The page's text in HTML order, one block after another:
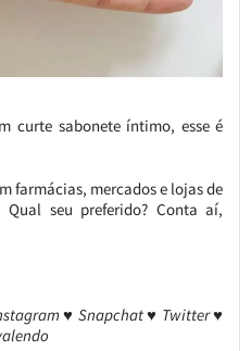
curte sabonete íntimo, esse é
farmácias, mercados e lojas de
Qual seu preferido? Conta aí,
♥ Snapchat ♥ Twitter ♥